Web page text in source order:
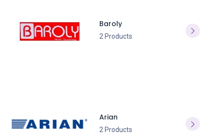
Baroly
2 Products
Arian
2 Products